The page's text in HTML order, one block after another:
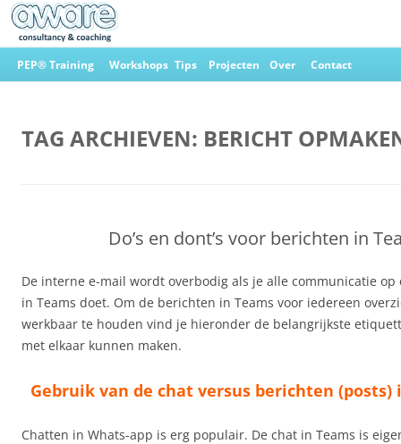
Ga
naar
PEP® Training Workshops Tips Projecten Over Contact
TAG ARCHIEVEN: BERICHT
Do’s en dont’s voor berichten in
De interne e-mail wordt overbodig als je alle communicatie op
in Teams doet. Om de berichten in Teams voor iedereen
werkbaar te houden vind je hieronder de belangrijkste
met elkaar kunnen maken.
Gebruik van de chat versus berichten (posts)
Chatten in Whats-app is erg populair. De chat in Teams is